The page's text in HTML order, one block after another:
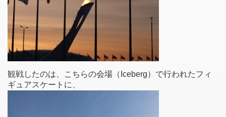
観戦したのは、こちらの会場（Iceberg）で行われたフィ
ギュアスケートに、